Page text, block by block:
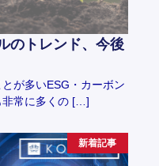
のトレンド、今後
が多いESG・カーボン
非常に多くの […]
新着記事